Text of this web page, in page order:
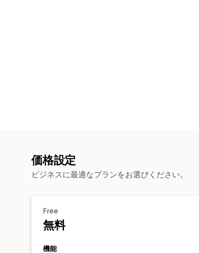
価格設定
ビジネスに最適なプランをお選びください。
Free
無料
機能